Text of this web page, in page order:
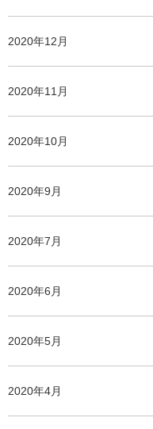
2020年12月
2020年11月
2020年10月
2020年9月
2020年7月
2020年6月
2020年5月
2020年4月